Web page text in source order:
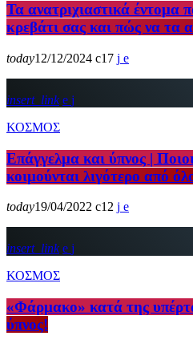
Τα ανατριχιαστικά έντομα
κρεβάτι σας και πώς να τα
today12/12/2024 17
insert_link
ΚΟΣΜΟΣ
Επάγγελμα και ύπνος |
κοιμούνται λιγότερο από
today19/04/2022 12
insert_link
ΚΟΣΜΟΣ
«Φάρμακο» κατά της
ύπνος!